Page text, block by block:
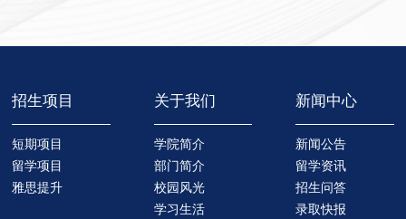
招生项目
短期项目
留学项目
雅思提升
关于我们
学院简介
部门简介
校园风光
学习生活
新闻中心
新闻公告
留学资讯
招生问答
录取快报